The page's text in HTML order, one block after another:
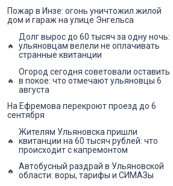
Пожар в Инзе: огонь уничтожил жилой
дом и гараж на улице Энгельса
Долг вырос до 60 тысяч за одну ночь:
ульяновцам велели не оплачивать
странные квитанции
Огород сегодня советовали оставить
в покое: что отмечают ульяновцы 6
августа
На Ефремова перекроют проезд до 6
сентября
Жителям Ульяновска пришли
квитанции на 60 тысяч рублей: что
происходит с капремонтом
Автобусный раздрай в Ульяновской
области: воры, тарифы и СИМАЗы